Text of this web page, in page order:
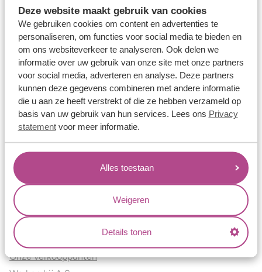
Deze website maakt gebruik van cookies
We gebruiken cookies om content en advertenties te
personaliseren, om functies voor social media te bieden en
om ons websiteverkeer te analyseren. Ook delen we
informatie over uw gebruik van onze site met onze partners
voor social media, adverteren en analyse. Deze partners
kunnen deze gegevens combineren met andere informatie
die u aan ze heeft verstrekt of die ze hebben verzameld op
basis van uw gebruik van hun services. Lees ons Privacy
statementvoor meer informatie.
Alles toestaan
Weigeren
Details tonen
Verlovingsringen
Vriendschapsringen
Over ons
Aller Spanninga
Historie
Certificaten
Blogs
Jouw voordelen
Conflictvrije Materialen
Oneindig veel mogelijkheden
Kwaliteit
Juweliers & Contact
Onze verkooppunten